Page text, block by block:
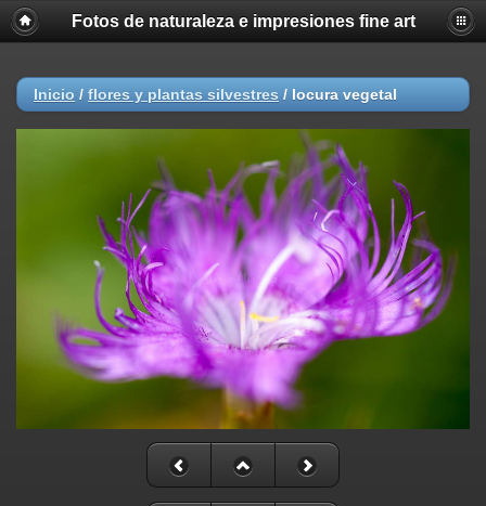
Fotos de naturaleza e impresiones fine art
Inicio / flores y plantas silvestres / locura vegetal